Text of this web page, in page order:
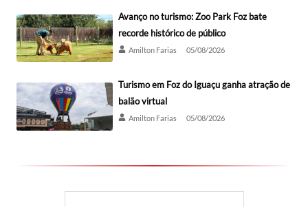
Avanço no turismo: Zoo Park Foz bate
recorde histórico de público
Amilton Farias 05/08/2026
Turismo em Foz do Iguaçu ganha atração de
balão virtual
Amilton Farias 05/08/2026